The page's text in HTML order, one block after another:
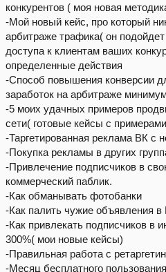
конкурентов ( моя новая
-Мой новый кейс, про который
арбитраже трафика( он
доступа к клиентам ваших
определенные действия
-Способ повышения конверсии
заработок на арбитраже
-5 моих удачных примеров
сети( готовые кейсы с
-Таргетированная реклама ВК
-Покупка рекламы в других
-Привлечение подписчиков в
коммерческий паблик.
-Как обманывать фотобанки
-Как палить чужие объявления в
-Как привлекать подписчиков в
300%( мои новые кейсы)
-Правильная работа с
-Месяц бесплатного